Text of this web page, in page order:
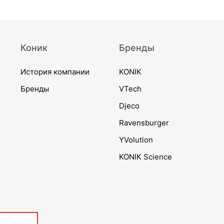
Коник
История компании
Бренды
Бренды
KONIK
VTech
Djeco
Ravensburger
YVolution
KONIK Science